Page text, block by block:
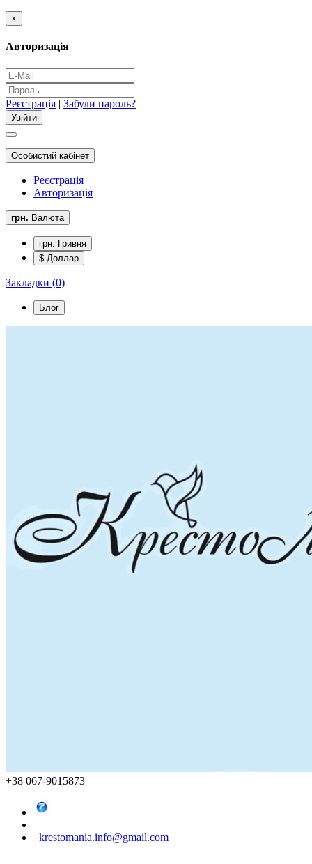
×
Авторизація
Реєстрація | Забули пароль?
Особистий кабінет
Реєстрація
Авторизація
грн. Валюта
грн. Гривня
$ Доллар
Закладки (0)
Блог
+38 067-9015873
krestomania.info@gmail.com